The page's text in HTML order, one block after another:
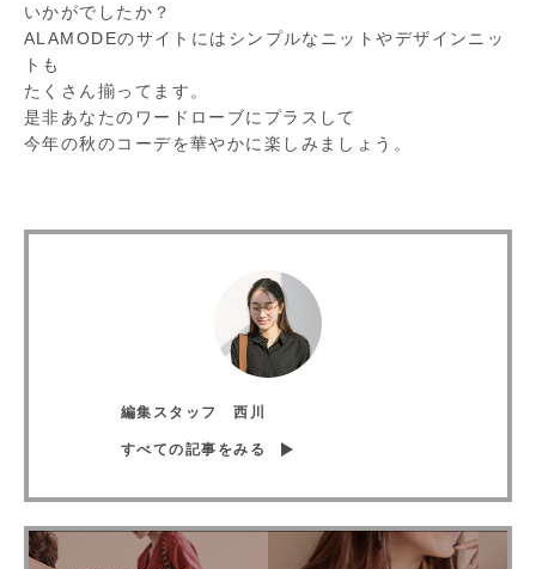
いかがでしたか？
ALAMODEのサイトにはシンプルなニットやデザインニッ
トも
たくさん揃ってます。
是非あなたのワードローブにプラスして
今年の秋のコーデを華やかに楽しみましょう。
編集スタッフ 西川
すべての記事をみる